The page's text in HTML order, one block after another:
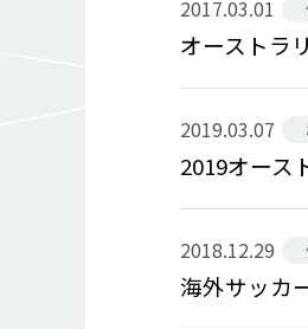
2017.03.01
オーストラ
2019.03.07
2019オース
2018.12.29
海外サッカ